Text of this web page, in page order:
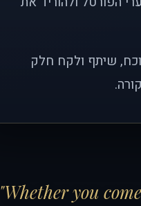
שיתף ולקח חלק
"Whether you